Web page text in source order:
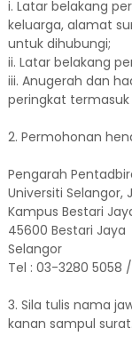
i. Latar belakang
keluarga, alamat
untuk dihubungi;
ii. Latar belakang
iii. Anugerah dan
peringkat
2. Permohonan
Pengarah
Universiti
Kampus Bestari
45600 Bestari Jaya
Selangor
Tel : 03-3280 5058
3. Sila tulis nama
kanan sampul surat.